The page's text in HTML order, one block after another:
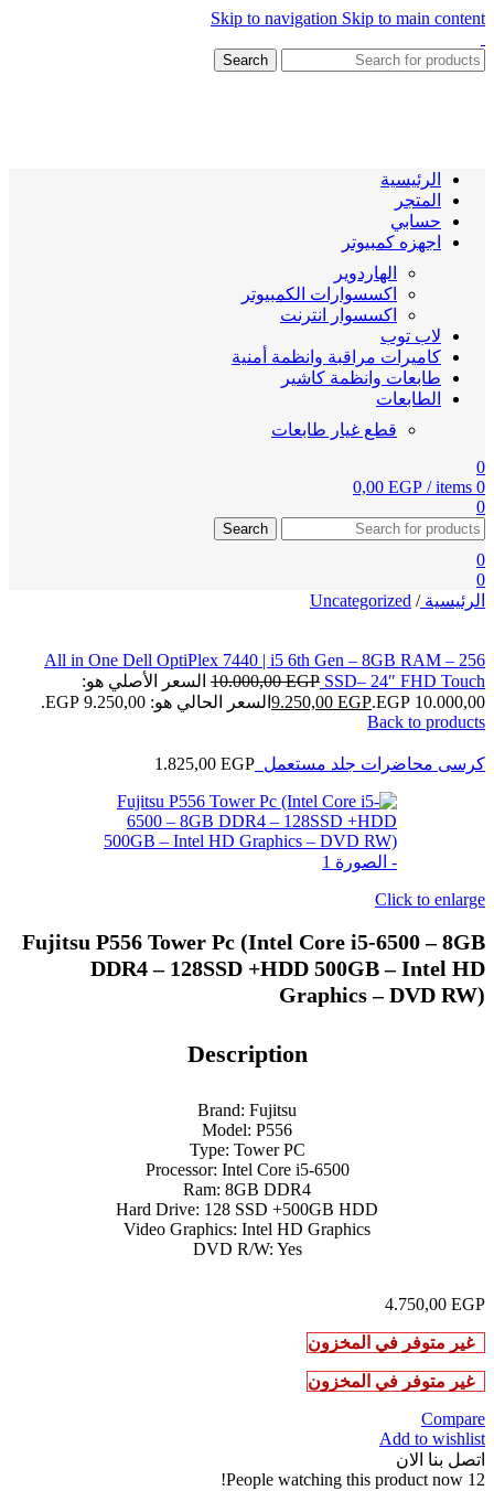
Skip to navigation Skip to main content
Search
الرئيسية
المتجر
حسابي
اجهزه كمبيوتر
الهاردوير
اكسسوارات الكمبيوتر
اكسسوار انترنت
لاب توب
كاميرات مراقبة وانظمة أمنية
طابعات وانظمة كاشير
الطابعات
قطع غيار طابعات
0
0
items
/
0,00 EGP
0
Search
0
0
الرئيسية/
Uncategorized
All in One Dell OptiPlex 7440 | i5 6th Gen – 8GB RAM – 256
SSD– 24″ FHD Touch
10.000,00EGP
السعر الأصلي هو:
10.000,00 EGP.
9.250,00 EGP
السعر الحالي هو: 9.250,00 EGP.
Back to products
كرسى محاضرات جلد مستعمل 1.825,00 EGP
Click to enlarge
Fujitsu P556 Tower Pc (Intel Core i5-6500 – 8GB
DDR4 – 128SSD +HDD 500GB – Intel HD
Graphics – DVD RW)
Description
Brand: Fujitsu
Model: P556
Type: Tower PC
Processor: Intel Core i5-6500
Ram: 8GB DDR4
Hard Drive: 128 SSD +500GB HDD
Video Graphics: Intel HD Graphics
DVD R/W: Yes
4.750,00 EGP
غير متوفر في المخزون
غير متوفر في المخزون
Compare
Add to wishlist
اتصل بنا الان
12
People watching this product now!